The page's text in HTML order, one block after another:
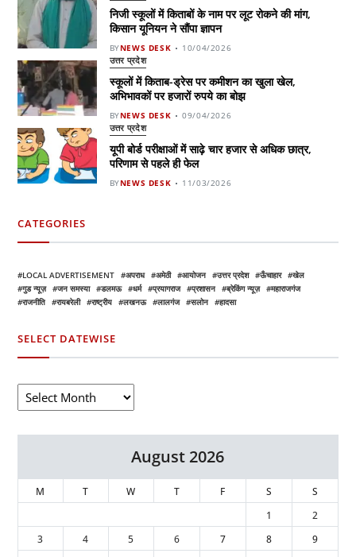
निजी स्कूलों में किताबों के नाम पर लूट रोकने की मांग,
किसान यूनियन ने सौंपा ज्ञापन
BYNEWS DESK 10/04/2026
उत्तर प्रदेश
स्कूलों में किताब-ड्रेस पर कमीशन का खुला खेल,
अभिभावकों पर हजारों रुपये का बोझ
BYNEWS DESK 09/04/2026
उत्तर प्रदेश
यूपी बोर्ड परीक्षाओं में साढ़े चार हजार से अधिक छात्र,
परिणाम से पहले ही फेल
BYNEWS DESK 11/03/2026
CATEGORIES
LOCAL ADVERTISEMENT अपराध अमेठी आयोजन उत्तर प्रदेश ऊँचाहार
खेल
गुड न्यूज़
जन समस्या डलमऊ धर्म प्रयागराज प्रशासन ब्रेकिंग न्यूज़
महाराजगंज
राजनीति
रायबरेली राष्ट्रीय लखनऊ लालगंज सलोन हादसा
SELECT DATEWISE
August 2026
M T W T F S
S
1
2
3
4 5 6 7 8
9